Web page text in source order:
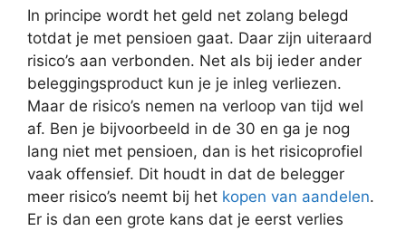
In principe wordt het geld net zolang belegd
totdat je met pensioen gaat. Daar zijn uiteraard
risico’s aan verbonden. Net als bij ieder ander
beleggingsproduct kun je je inleg verliezen.
Maar de risico’s nemen na verloop van tijd wel
af. Ben je bijvoorbeeld in de 30 en ga je nog
lang niet met pensioen, dan is het risicoprofiel
vaak offensief. Dit houdt in dat de belegger
meer risico’s neemt bij het kopen van aandelen.
Er is dan een grote kans dat je eerst verlies